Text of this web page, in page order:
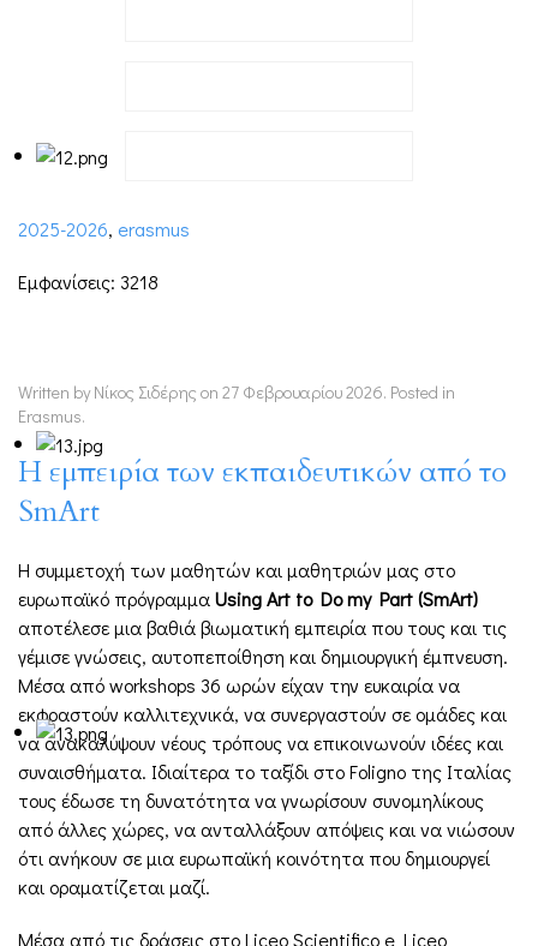
2025-2026, erasmus
Εμφανίσεις: 3218
Written by Νίκος Σιδέρης on 27 Φεβρουαρίου 2026. Posted in
Erasmus.
Η εμπειρία των εκπαιδευτικών από το
SmArt
Η συμμετοχή των μαθητών και μαθητριών μας στο
ευρωπαϊκό πρόγραμμαUsingArt to Domy Part(SmArt)
αποτέλεσε μια βαθιά βιωματική εμπειρία που τους και τις
γέμισε γνώσεις, αυτοπεποίθηση και δημιουργική έμπνευση.
Μέσα από workshops 36 ωρών είχαν την ευκαιρία να
εκφραστούν καλλιτεχνικά, να συνεργαστούν σε ομάδες και
να ανακαλύψουν νέους τρόπους να επικοινωνούν ιδέες και
συναισθήματα. Ιδιαίτερα το ταξίδι στο Foligno της Ιταλίας
τους έδωσε τη δυνατότητα να γνωρίσουν συνομηλίκους
από άλλες χώρες, να ανταλλάξουν απόψεις και να νιώσουν
ότι ανήκουν σε μια ευρωπαϊκή κοινότητα που δημιουργεί
και οραματίζεται μαζί.
Μέσα από τις δράσεις στο Liceo Scientifico e Liceo